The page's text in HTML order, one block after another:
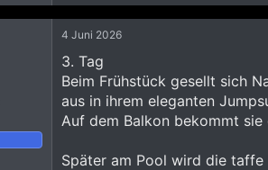
a
k
t
n
e
n
:
4 Juni 2026
3. Tag
Beim Frühstück gesellt sich
aus in ihrem eleganten
Auf dem Balkon bekommt
Später am Pool wird die